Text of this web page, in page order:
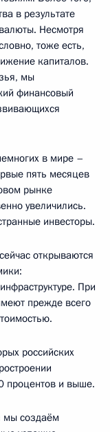
в результате
Несмотря
тоже есть,
капиталов.
мы
финансовый
в мире –
пять месяцев
рынке
увеличились.
инвесторы.
открываются
При
прежде всего
российских
процентов и выше.
мы создаём